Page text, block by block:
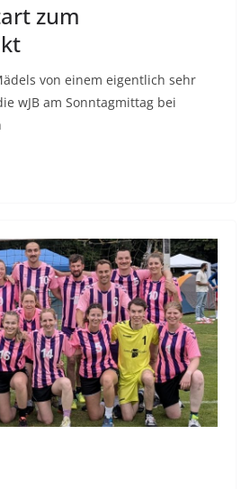
zum
von einem eigentlich sehr
wJB am Sonntagmittag bei